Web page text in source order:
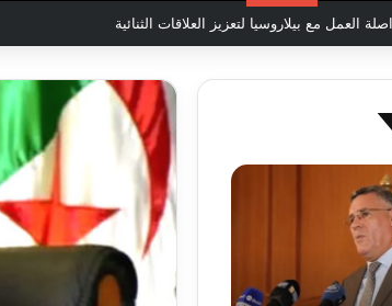
جميع عمليات تعويض متضرري حرائق الغابات قبل نهاية شهر أوت
للمتمدرسين